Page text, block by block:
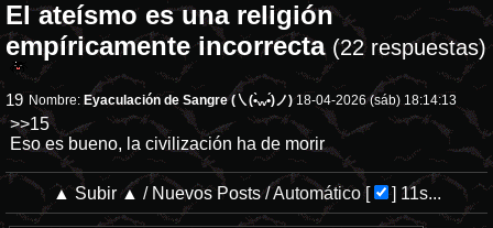
El ateísmo es una religión
empíricamente incorrecta (22 respuestas)
19 Nombre: Eyaculación de Sangre (㇏(•̀ᵥᵥ•́)ノ) 18-04-2026 (sáb) 18:14:13
>>15
Eso es bueno, la civilización ha de morir
▲ Subir ▲ / Nuevos Posts/Automático[ ] 11s...